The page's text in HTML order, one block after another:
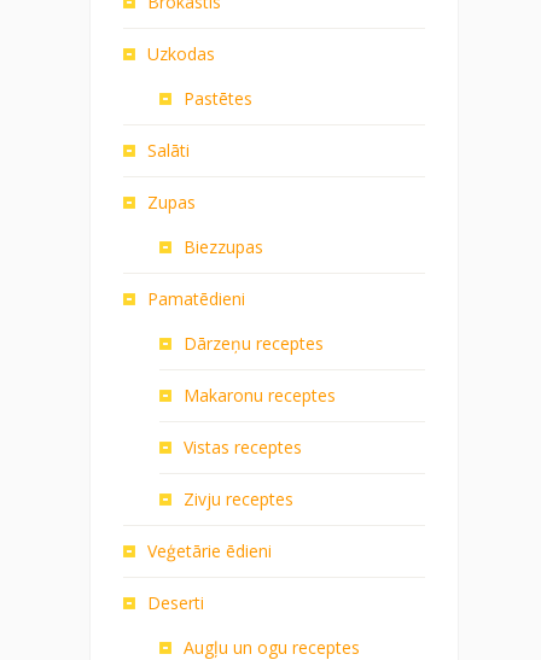
Uzkodas
Pastētes
Salāti
Zupas
Biezzupas
Pamatēdieni
Dārzeņu receptes
Makaronu receptes
Vistas receptes
Zivju receptes
Veģetārie ēdieni
Deserti
Augļu un ogu receptes